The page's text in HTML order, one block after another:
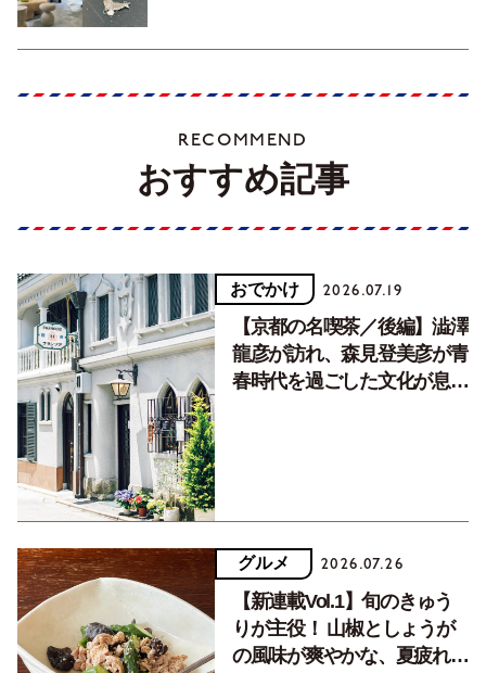
RECOMMEND
おすすめ記事
おでかけ 2026.07.19
【京都の名喫茶／後編】澁澤
龍彦が訪れ、森見登美彦が青
春時代を過ごした文化が息づ
グルメ 2026.07.26
【新連載Vol.1】旬のきゅう
りが主役！ 山椒としょうが
の風味が爽やかな、夏疲れを